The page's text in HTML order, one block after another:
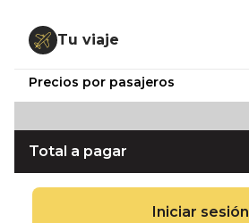
Tu viaje
Precios por pasajeros
Total a pagar
Iniciar sesión